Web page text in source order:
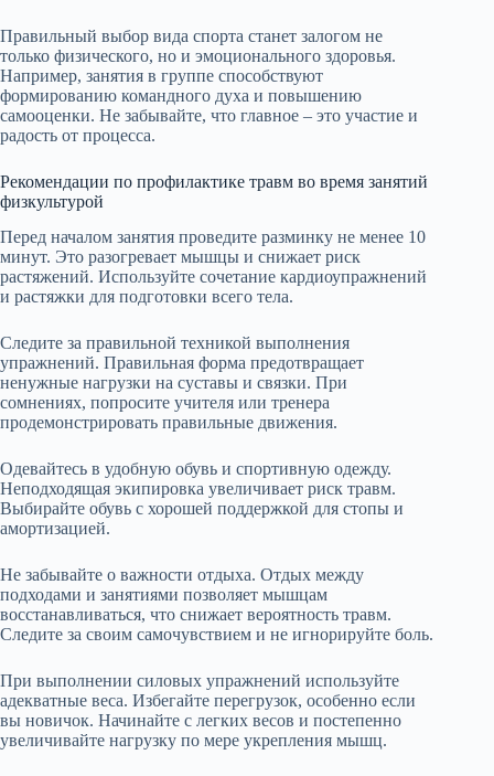
Правильный выбор вида спорта станет залогом не
только физического, но и эмоционального здоровья.
Например, занятия в группе способствуют
формированию командного духа и повышению
самооценки. Не забывайте, что главное – это участие и
радость от процесса.
Рекомендации по профилактике травм во время занятий
физкультурой
Перед началом занятия проведите разминку не менее 10
минут. Это разогревает мышцы и снижает риск
растяжений. Используйте сочетание кардиоупражнений
и растяжки для подготовки всего тела.
Следите за правильной техникой выполнения
упражнений. Правильная форма предотвращает
ненужные нагрузки на суставы и связки. При
сомнениях, попросите учителя или тренера
продемонстрировать правильные движения.
Одевайтесь в удобную обувь и спортивную одежду.
Неподходящая экипировка увеличивает риск травм.
Выбирайте обувь с хорошей поддержкой для стопы и
амортизацией.
Не забывайте о важности отдыха. Отдых между
подходами и занятиями позволяет мышцам
восстанавливаться, что снижает вероятность травм.
Следите за своим самочувствием и не игнорируйте боль.
При выполнении силовых упражнений используйте
адекватные веса. Избегайте перегрузок, особенно если
вы новичок. Начинайте с легких весов и постепенно
увеличивайте нагрузку по мере укрепления мышц.